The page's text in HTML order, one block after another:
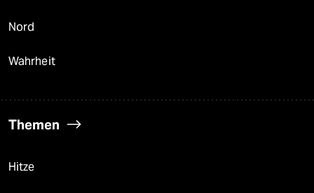
Nord
Wahrheit
Themen
Hitze